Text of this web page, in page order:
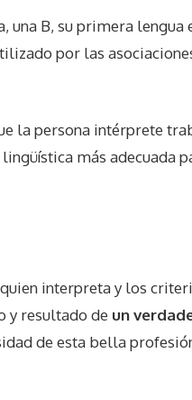
una B, su primera lengua
por las
la persona intérprete
más adecuada
interpreta y los
y resultado de un
de esta bella